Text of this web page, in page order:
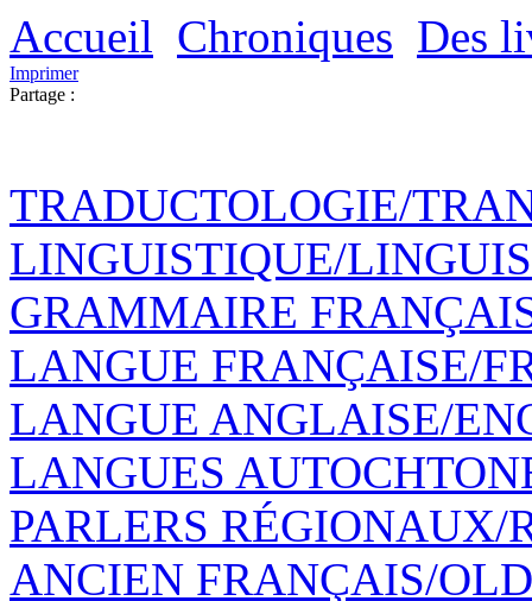
Accueil Chroniques Des
Imprimer
Partage :
TRADUCTOLOGIE/
LINGUISTIQUE/
GRAMMAIRE
LANGUE FRANÇAISE/
LANGUE ANGLAISE/
LANGUES
PARLERS
ANCIEN FRANÇAIS/